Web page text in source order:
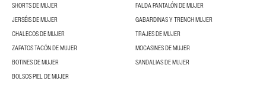
SHORTS DE MUJER
FALDA PANTALÓN DE MUJER
JERSÉIS DE MUJER
GABARDINAS Y TRENCH MUJER
CHALECOS DE MUJER
TRAJES DE MUJER
ZAPATOS TACÓN DE MUJER
MOCASINES DE MUJER
BOTINES DE MUJER
SANDALIAS DE MUJER
BOLSOS PIEL DE MUJER